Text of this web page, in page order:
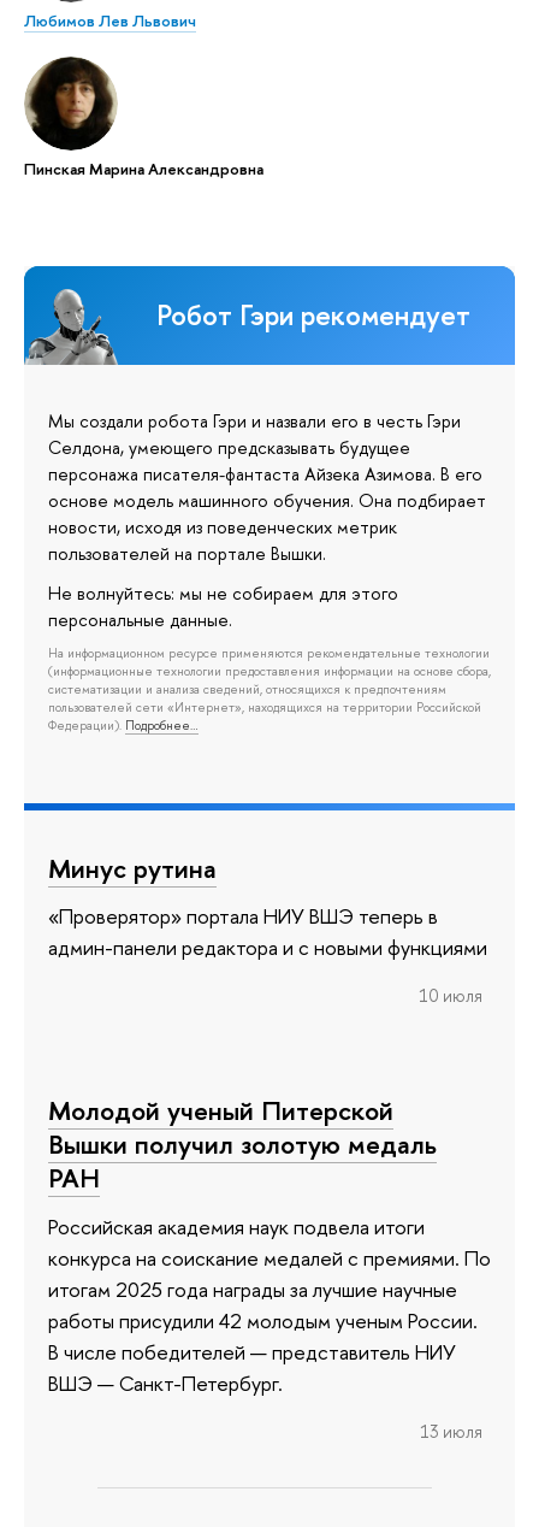
Любимов Лев Львович
Пинская Марина Александровна
Робот Гэри рекомендует
Мы создали робота Гэри и назвали его в честь Гэри
Селдона, умеющего предсказывать будущее
персонажа писателя-фантаста Айзека Азимова. В его
основе модель машинного обучения. Она подбирает
новости, исходя из поведенческих метрик
пользователей на портале Вышки.
Не волнуйтесь: мы не собираем для этого
персональные данные.
На информационном ресурсе применяются рекомендательные технологии
(информационные технологии предоставления информации на основе сбора,
систематизации и анализа сведений, относящихся к предпочтениям
пользователей сети «Интернет», находящихся на территории Российской
Федерации). Подробнее…
Минус рутина
«Проверятор» портала НИУ ВШЭ теперь в
админ-панели редактора и с новыми функциями
10 июля
Молодой ученый Питерской
Вышки получил золотую медаль
РАН
Российская академия наук подвела итоги
конкурса на соискание медалей с премиями. По
итогам 2025 года награды за лучшие научные
работы присудили 42 молодым ученым России.
В числе победителей — представитель НИУ
ВШЭ — Санкт-Петербург.
13 июля